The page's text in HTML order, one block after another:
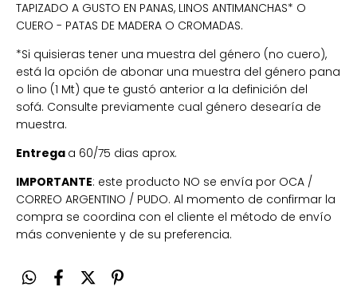
TAPIZADO A GUSTO EN PANAS, LINOS ANTIMANCHAS* O
CUERO - PATAS DE MADERA O CROMADAS.
*Si quisieras tener una muestra del género (no cuero),
está la opción de abonar una muestra del género pana
o lino (1 Mt) que te gustó anterior a la definición del
sofá. Consulte previamente cual género desearía de
muestra.
Entrega a 60/75 dias aprox.
IMPORTANTE: este producto NO se envía por OCA /
CORREO ARGENTINO / PUDO. Al momento de confirmar la
compra se coordina con el cliente el método de envío
más conveniente y de su preferencia.